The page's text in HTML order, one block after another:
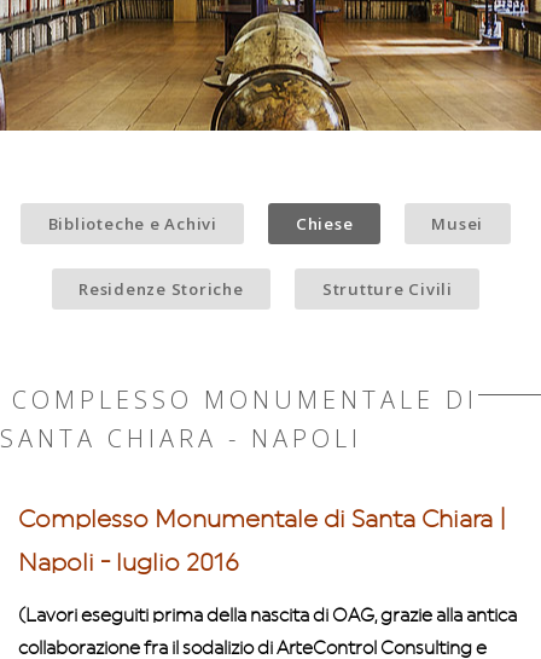
Biblioteche e Achivi Chiese Musei
Residenze Storiche Strutture Civili
COMPLESSO MONUMENTALE DI
SANTA CHIARA - NAPOLI
Complesso Monumentale di Santa Chiara |
Napoli - luglio 2016
(Lavori eseguiti prima della nascita di OAG, grazie alla antica
collaborazione fra il sodalizio di ArteControl Consulting e